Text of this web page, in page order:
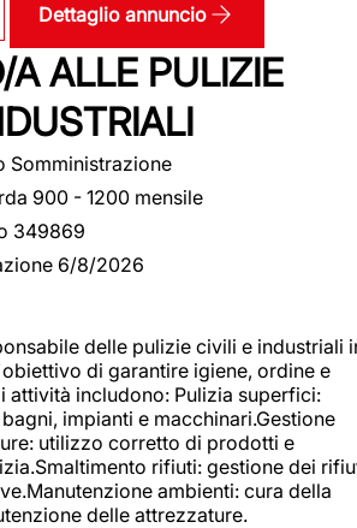
Dettaglio annuncio
ALLE PULIZIE
Somministrazione
900 - 1200 mensile
349869
6/8/2026
delle pulizie civili e industriali
di garantire igiene, ordine e
attività includono: Pulizia superfici:
impianti e macchinari.Gestione
utilizzo corretto di prodotti e
rifiuti: gestione dei
ambienti: cura della
delle attrezzature.